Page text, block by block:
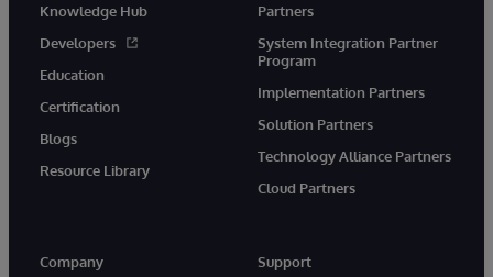
Knowledge Hub
Developers
Education
Certification
Blogs
Resource Library
Partners
System Integration Partner
Program
Implementation Partners
Solution Partners
Technology Alliance Partners
Cloud Partners
Company Support